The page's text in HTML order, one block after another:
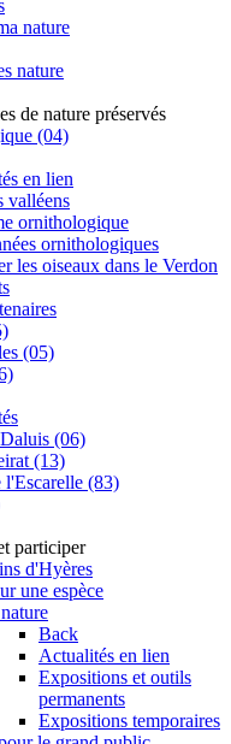
nature
nature
de nature préservés
(04)
en lien
valléens
ornithologique
ornithologiques
les oiseaux dans le Verdon
(05)
(06)
(13)
l'Escarelle (83)
participer
d'Hyères
une espèce
Back
Actualités en lien
Expositions et outils
permanents
Expositions temporaires